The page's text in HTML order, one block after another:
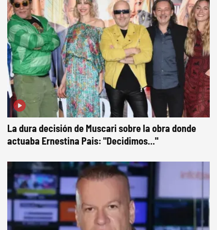
La dura decisión de Muscari sobre la obra donde
actuaba Ernestina Pais: "Decidimos..."